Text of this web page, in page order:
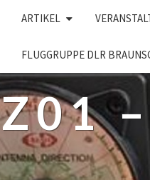
ARTIKEL
FLUGGRUPPE DLR
Z01